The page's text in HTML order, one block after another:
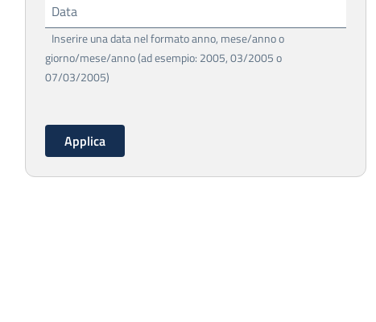
Data
Inserire una data nel formato anno, mese/anno o
giorno/mese/anno (ad esempio: 2005, 03/2005 o
07/03/2005)